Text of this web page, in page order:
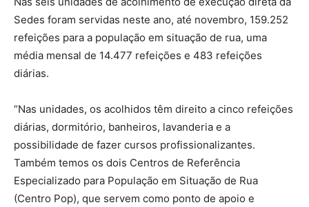
Sedes foram servidas neste ano, até novembro, 159.252
refeições para a população em situação de rua, uma
média mensal de 14.477 refeições e 483 refeições
diárias.
“Nas unidades, os acolhidos têm direito a cinco refeições
diárias, dormitório, banheiros, lavanderia e a
possibilidade de fazer cursos profissionalizantes.
Também temos os dois Centros de Referência
Especializado para População em Situação de Rua
(Centro Pop), que servem como ponto de apoio e